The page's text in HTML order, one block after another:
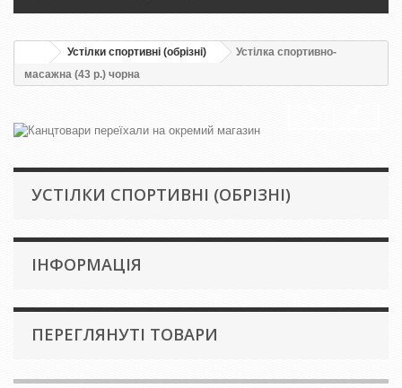
Устілки спортивні (обрізні)
Устілка спортивно-
масажна (43 р.) чорна
УСТІЛКИ СПОРТИВНІ (ОБРІЗНІ)
IНФОРМАЦІЯ
ПЕРЕГЛЯНУТІ ТОВАРИ